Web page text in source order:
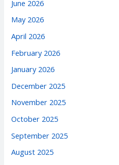
June 2026
May 2026
April 2026
February 2026
January 2026
December 2025
November 2025
October 2025
September 2025
August 2025